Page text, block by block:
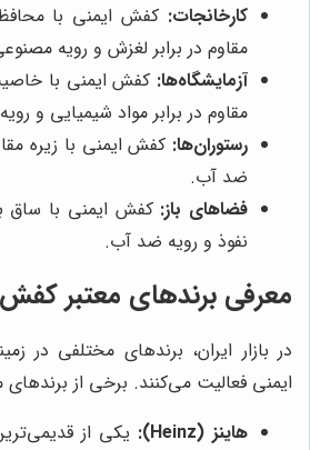
کارخانجات: کفش ایمنی با
مقاوم در برابر لغزش و رویه
آزمایشگاه‌ها: کفش ایمنی با
مقاوم در برابر مواد شیمیایی و
رستوران‌ها: کفش ایمنی با زیره
ضد آب.
فضاهای باز: کفش ایمنی با ساق
نفوذ و رویه ضد آب.
معرفی برندهای معتبر
در بازار ایران، برندهای مختلفی در
ایمنی فعالیت می‌کنند. برخی از برندهای
هاینز (Heinz):
یکی از